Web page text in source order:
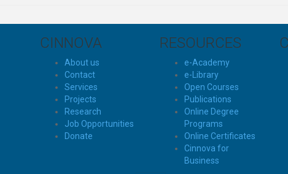
CINNOVA
About us
Contact
Services
Projects
Research
Job Opportunities
Donate
RESOURCES
e-Academy
e-Library
Open Courses
Publications
Online Degree
Programs
Online Certificates
Cinnova for
Business